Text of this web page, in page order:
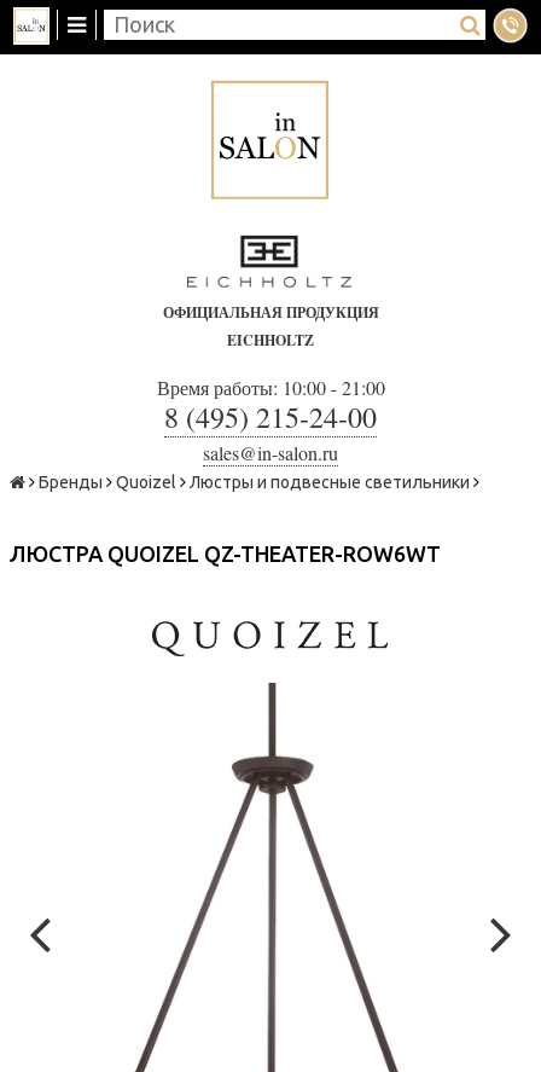
ОФИЦИАЛЬНАЯ ПРОДУКЦИЯ
EICHHOLTZ
Время работы: 10:00 - 21:00
8 (495) 215-24-00
sales@in-salon.ru
Бренды Quoizel Люстры и подвесные светильники
ЛЮСТРА QUOIZEL QZ-THEATER-ROW6WT